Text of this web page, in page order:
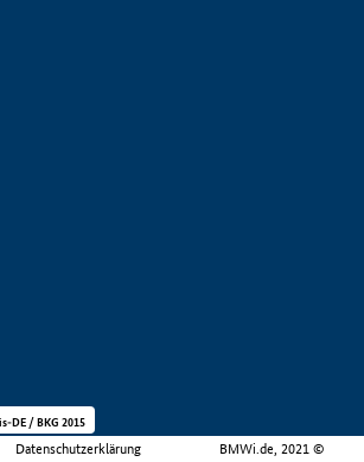
Datenschutzerklärung BMWi.de, 2021 ©
DE / BKG 2015